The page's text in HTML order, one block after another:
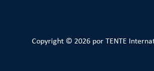
Copyright © 2026 por TENTE